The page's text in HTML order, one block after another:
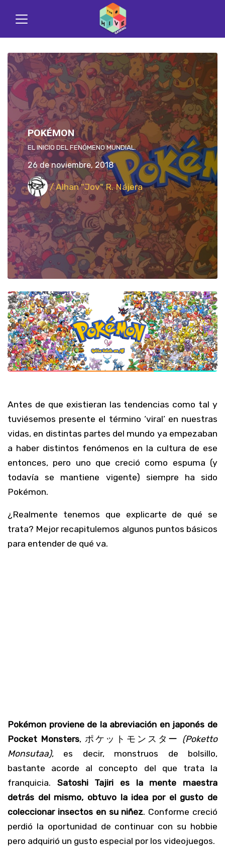
POKÉMON
EL INICIO DEL FENÓMENO MUNDIAL.
26 de noviembre, 2018
/ Alhan "Jov" R. Nájera
Antes de que existieran las tendencias como tal y
tuviésemos presente el término ‘viral’ en nuestras
vidas, en distintas partes del mundo ya empezaban
a haber distintos fenómenos en la cultura de ese
entonces, pero uno que creció como espuma (y
todavía se mantiene vigente) siempre ha sido
Pokémon.
¿Realmente tenemos que explicarte de qué se
trata? Mejor recapitulemos algunos puntos básicos
para entender de qué va.
Pokémon proviene de la abreviación en japonés de
Pocket Monsters, ポケットモンスター (Poketto
Monsutaa), es decir, monstruos de bolsillo,
bastante acorde al concepto del que trata la
franquicia. Satoshi Tajiri es la mente maestra
detrás del mismo, obtuvo la idea por el gusto de
coleccionar insectos en su niñez. Conforme creció
perdió la oportunidad de continuar con su hobbie
pero adquirió un gusto especial por los videojuegos.